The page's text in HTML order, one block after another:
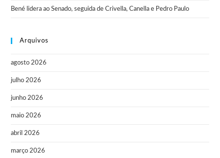
Bené lidera ao Senado, seguida de Crivella, Canella e Pedro Paulo
Arquivos
agosto 2026
julho 2026
junho 2026
maio 2026
abril 2026
março 2026